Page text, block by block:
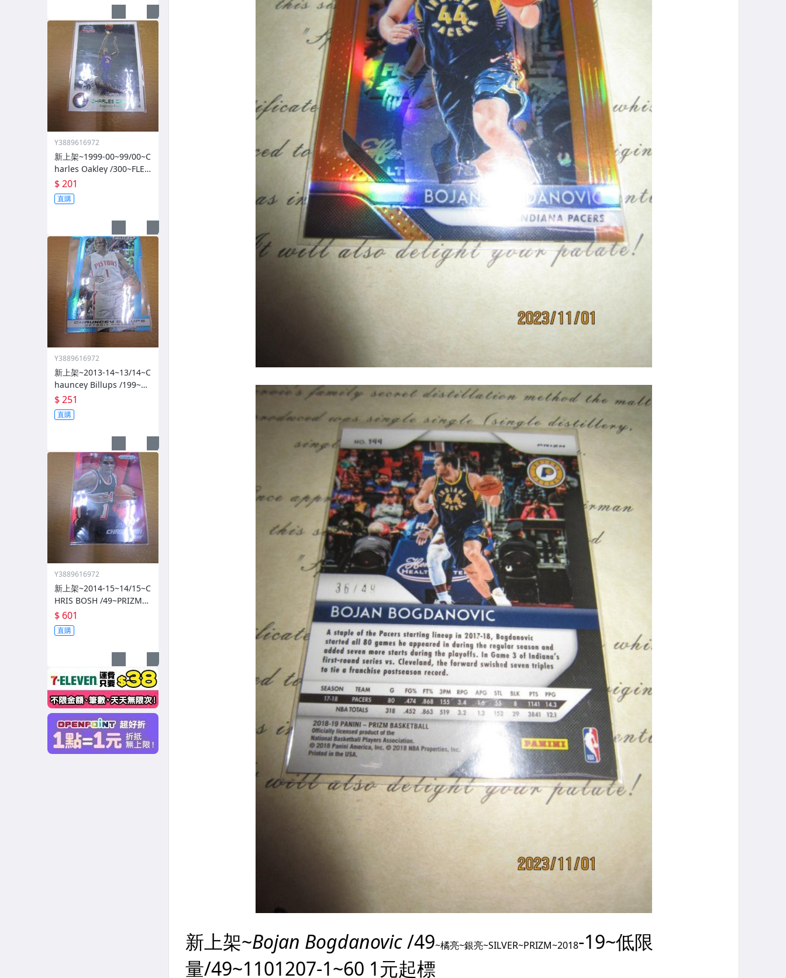
Y3889616972
新上架~1999-00~99/00~C
harles Oakley /300~FLEE
R~~限量/300~1060114-1
$ 201
直購
Y3889616972
新上架~2013-14~13/14~C
hauncey Billups /199~PR
IZM~SILVER~藍亮~限量/1
99~1060114-1
$ 251
直購
Y3889616972
新上架~2014-15~14/15~C
HRIS BOSH /49~PRIZM~S
ILVER~紅亮~低限量/49~1
060114-1
$ 601
直購